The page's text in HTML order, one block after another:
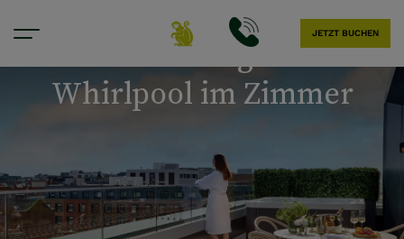
JETZT BUCHEN
Hotel mit eigenem
Whirlpool im Zimmer